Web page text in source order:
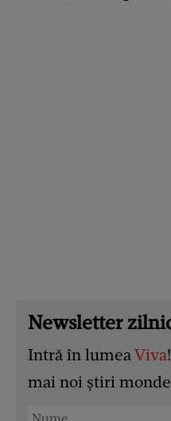
Newsletter
Intră în lumeaViva
mai noi știri